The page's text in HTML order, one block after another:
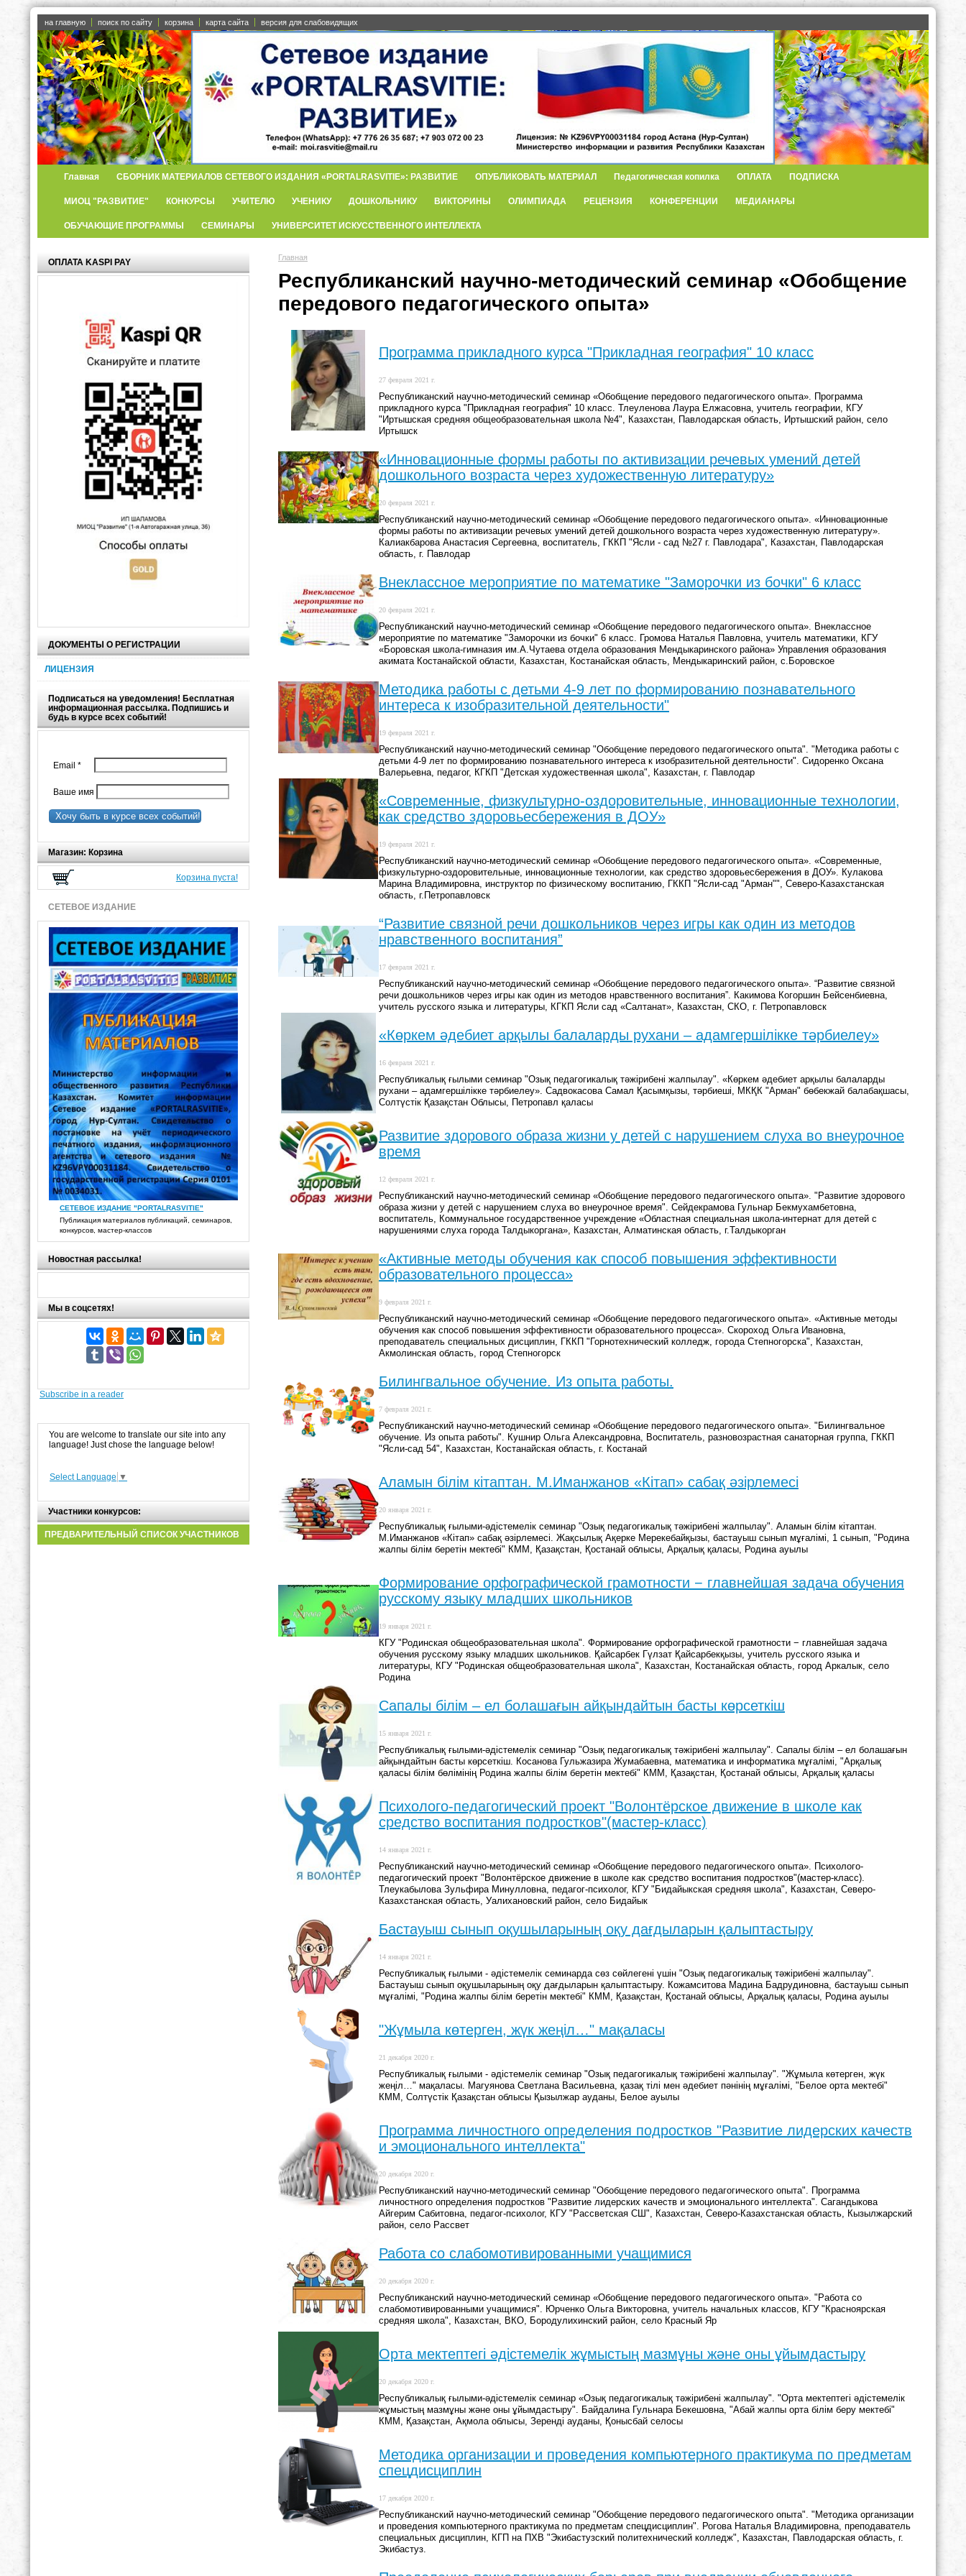
на главную поиск по сайту корзина карта сайта версия для слабовидящих
Главная СБОРНИК МАТЕРИАЛОВ СЕТЕВОГО ИЗДАНИЯ «PORTALRASVITIE»: РАЗВИТИЕ ОПУБЛИКОВАТЬ МАТЕРИАЛ Педагогическая копилка ОПЛАТА ПОДПИСКА
МИОЦ "РАЗВИТИЕ" КОНКУРСЫ УЧИТЕЛЮ УЧЕНИКУ ДОШКОЛЬНИКУ ВИКТОРИНЫ ОЛИМПИАДА РЕЦЕНЗИЯ КОНФЕРЕНЦИИ МЕДИАНАРЫ
ОБУЧАЮЩИЕ ПРОГРАММЫ СЕМИНАРЫ УНИВЕРСИТЕТ ИСКУССТВЕННОГО ИНТЕЛЛЕКТА
ОПЛАТА KASPI PAY
ДОКУМЕНТЫ О РЕГИСТРАЦИИ
ЛИЦЕНЗИЯ
Подписаться на уведомления! Бесплатная
информационная рассылка. Подпишись и
будь в курсе всех событий!
Email *
Ваше имя
Хочу быть в курсе всех событий!
Магазин: Корзина
Корзина пуста!
СЕТЕВОЕ ИЗДАНИЕ
СЕТЕВОЕ ИЗДАНИЕ "PORTALRASVITIE"
Публикация материалов публикаций, семинаров,
конкурсов, мастер-классов
Новостная рассылка!
Мы в соцсетях!
Subscribe in a reader
You are welcome to translate our site into any
language! Just chose the language below!
Select Language ▼
Участники конкурсов:
ПРЕДВАРИТЕЛЬНЫЙ СПИСОК УЧАСТНИКОВ
Главная
Республиканский научно-методический семинар «Обобщение
передового педагогического опыта»
Программа прикладного курса "Прикладная география" 10 класс
27 февраля 2021 г.
Республиканский научно-методический семинар «Обобщение передового педагогического опыта». Программа
прикладного курса "Прикладная география" 10 класс. Тлеуленова Лаура Елжасовна, учитель географии, КГУ
"Иртышская средняя общеобразовательная школа №4", Казахстан, Павлодарская область, Иртышский район, село
Иртышск
«Инновационные формы работы по активизации речевых умений детей
дошкольного возраста через художественную литературу»
20 февраля 2021 г.
Республиканский научно-методический семинар «Обобщение передового педагогического опыта». «Инновационные
формы работы по активизации речевых умений детей дошкольного возраста через художественную литературу».
Калиакбарова Анастасия Сергеевна, воспитатель, ГККП "Ясли - сад №27 г. Павлодара", Казахстан, Павлодарская
область, г. Павлодар
Внеклассное мероприятие по математике "Заморочки из бочки" 6 класс
20 февраля 2021 г.
Республиканский научно-методический семинар «Обобщение передового педагогического опыта». Внеклассное
мероприятие по математике "Заморочки из бочки" 6 класс. Громова Наталья Павловна, учитель математики, КГУ
«Боровская школа-гимназия им.А.Чутаева отдела образования Мендыкаринского района» Управления образования
акимата Костанайской области, Казахстан, Костанайская область, Мендыкаринский район, с.Боровское
Методика работы с детьми 4-9 лет по формированию познавательного
интереса к изобразительной деятельности"
19 февраля 2021 г.
Республиканский научно-методический семинар "Обобщение передового педагогического опыта". "Методика работы с
детьми 4-9 лет по формированию познавательного интереса к изобразительной деятельности". Сидоренко Оксана
Валерьевна, педагог, КГКП "Детская художественная школа", Казахстан, г. Павлодар
«Современные, физкультурно-оздоровительные, инновационные технологии,
как средство здоровьесбережения в ДОУ»
19 февраля 2021 г.
Республиканский научно-методический семинар «Обобщение передового педагогического опыта». «Современные,
физкультурно-оздоровительные, инновационные технологии, как средство здоровьесбережения в ДОУ». Кулакова
Марина Владимировна, инструктор по физическому воспитанию, ГККП "Ясли-сад "Арман"", Северо-Казахстанская
область, г.Петропавловск
“Развитие связной речи дошкольников через игры как один из методов
нравственного воспитания”
17 февраля 2021 г.
Республиканский научно-методический семинар «Обобщение передового педагогического опыта». “Развитие связной
речи дошкольников через игры как один из методов нравственного воспитания”. Какимова Когоршин Бейсенбиевна,
учитель русского языка и литературы, КГКП Ясли сад «Салтанат», Казахстан, СКО, г. Петропавловск
«Көркем әдебиет арқылы балаларды рухани – адамгершілікке тәрбиелеу»
16 февраля 2021 г.
Республикалық ғылыми семинар "Озық педагогикалық тәжірибені жалпылау". «Көркем әдебиет арқылы балаларды
рухани – адамгершілікке тәрбиелеу». Садвокасова Самал Қасымқызы, тәрбиеші, МКҚК "Арман" бөбекжай балабақшасы,
Солтүстік Қазақстан Облысы, Петропавл қаласы
Развитие здорового образа жизни у детей с нарушением слуха во внеурочное
время
12 февраля 2021 г.
Республиканский научно-методический семинар «Обобщение передового педагогического опыта». "Развитие здорового
образа жизни у детей с нарушением слуха во внеурочное время". Сейдекрамова Гульнар Бекмухамбетовна,
воспитатель, Коммунальное государственное учреждение «Областная специальная школа-интернат для детей с
нарушениями слуха города Талдыкоргана», Казахстан, Алматинская область, г.Талдыкорган
«Активные методы обучения как способ повышения эффективности
образовательного процесса»
9 февраля 2021 г.
Республиканский научно-методический семинар «Обобщение передового педагогического опыта». «Активные методы
обучения как способ повышения эффективности образовательного процесса». Скороход Ольга Ивановна,
преподаватель специальных дисциплин, ГККП "Горнотехнический колледж, города Степногорска", Казахстан,
Акмолинская область, город Степногорск
Билингвальное обучение. Из опыта работы.
7 февраля 2021 г.
Республиканский научно-методический семинар «Обобщение передового педагогического опыта». "Билингвальное
обучение. Из опыта работы". Кушнир Ольга Александровна, Воспитатель, разновозрастная санаторная группа, ГККП
"Ясли-сад 54", Казахстан, Костанайская область, г. Костанай
Аламын білім кітаптан. М.Иманжанов «Кітап» сабақ әзірлемесі
20 января 2021 г.
Республикалық ғылыми-әдістемелік семинар "Озық педагогикалық тәжірибені жалпылау". Аламын білім кітаптан.
М.Иманжанов «Кітап» сабақ әзірлемесі. Жақсылық Ақерке Мерекебайқызы, бастауыш сынып мұғалімі, 1 сынып, "Родина
жалпы білім беретін мектебі" КММ, Қазақстан, Қостанай облысы, Арқалық қаласы, Родина ауылы
Формирование орфографической грамотности − главнейшая задача обучения
русскому языку младших школьников
19 января 2021 г.
КГУ "Родинская общеобразовательная школа". Формирование орфографической грамотности − главнейшая задача
обучения русскому языку младших школьников. Қайсарбек Гүлзат Қайсарбекқызы, учитель русского языка и
литературы, КГУ "Родинская общеобразовательная школа", Казахстан, Костанайская область, город Аркалык, село
Родина
Сапалы білім – ел болашағын айқындайтын басты көрсеткіш
15 января 2021 г.
Республикалық ғылыми-әдістемелік семинар "Озық педагогикалық тәжірибені жалпылау". Сапалы білім – ел болашағын
айқындайтын басты көрсеткіш. Косанова Гульжазира Жумабаевна, математика и информатика мұғалімі, "Арқалық
қаласы білім бөлімінің Родина жалпы білім беретін мектебі" КММ, Қазақстан, Қостанай облысы, Арқалық қаласы
Психолого-педагогический проект "Волонтёрское движение в школе как
средство воспитания подростков"(мастер-класс)
14 января 2021 г.
Республиканский научно-методический семинар «Обобщение передового педагогического опыта». Психолого-
педагогический проект "Волонтёрское движение в школе как средство воспитания подростков"(мастер-класс).
Тлеукабылова Зульфира Минулловна, педагог-психолог, КГУ "Бидайыкская средняя школа", Казахстан, Северо-
Казахстанская область, Уалихановский район, село Бидайык
Бастауыш сынып оқушыларының оқу дағдыларын қалыптастыру
14 января 2021 г.
Республикалық ғылыми - әдістемелік семинарда сөз сөйлегені үшін "Озық педагогикалық тәжірибені жалпылау".
Бастауыш сынып оқушыларының оқу дағдыларын қалыптастыру. Кожамситова Мадина Бадрудиновна, бастауыш сынып
мұғалімі, "Родина жалпы білім беретін мектебі" КММ, Қазақстан, Қостанай облысы, Арқалық қаласы, Родина ауылы
"Жұмыла көтерген, жүк жеңіл…" мақаласы
21 декабря 2020 г.
Республикалық ғылыми - әдістемелік семинар "Озық педагогикалық тәжірибені жалпылау". "Жұмыла көтерген, жүк
жеңіл…" мақаласы. Магуянова Светлана Васильевна, қазақ тілі мен әдебиет пәнінің мұғалімі, "Белое орта мектебі"
КММ, Солтүстік Қазақстан облысы Қызылжар ауданы, Белое ауылы
Программа личностного определения подростков "Развитие лидерских качеств
и эмоционального интеллекта"
20 декабря 2020 г.
Республиканский научно-методический семинар "Обобщение передового педагогического опыта". Программа
личностного определения подростков "Развитие лидерских качеств и эмоционального интеллекта". Сагандыкова
Айгерим Сабитовна, педагог-психолог, КГУ "Рассветская СШ", Казахстан, Северо-Казахстанская область, Кызылжарский
район, село Рассвет
Работа со слабомотивированными учащимися
20 декабря 2020 г.
Республиканский научно-методический семинар «Обобщение передового педагогического опыта». "Работа со
слабомотивированными учащимися". Юрченко Ольга Викторовна, учитель начальных классов, КГУ "Красноярская
средняя школа", Казахстан, ВКО, Бородулихинский район, село Красный Яр
Орта мектептегі әдістемелік жұмыстың мазмұны және оны ұйымдастыру
20 декабря 2020 г.
Республикалық ғылыми-әдістемелік семинар «Озық педагогикалық тәжірибені жалпылау". "Орта мектептегі әдістемелік
жұмыстың мазмұны және оны ұйымдастыру". Байдалина Гульнара Бекешовна, "Абай жалпы орта білім беру мектебі"
КММ, Қазақстан, Ақмола облысы, Зеренді ауданы, Қонысбай селосы
Методика организации и проведения компьютерного практикума по предметам
спецдисциплин
17 декабря 2020 г.
Республиканский научно-методический семинар "Обобщение передового педагогического опыта". "Методика организации
и проведения компьютерного практикума по предметам спецдисциплин". Рогова Наталья Владимировна, преподаватель
специальных дисциплин, КГП на ПХВ "Экибастузский политехнический колледж", Казахстан, Павлодарская область, г.
Экибастуз.